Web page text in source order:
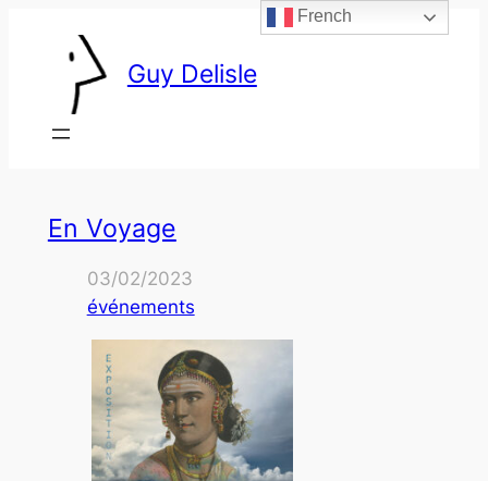
Guy Delisle
En Voyage
03/02/2023
événements
French